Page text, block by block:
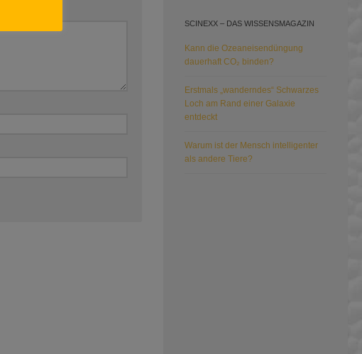
SCINEXX – DAS WISSENSMAGAZIN
Kann die Ozeaneisendüngung
dauerhaft CO₂ binden?
Erstmals „wanderndes“ Schwarzes
Loch am Rand einer Galaxie
entdeckt
Warum ist der Mensch intelligenter
als andere Tiere?